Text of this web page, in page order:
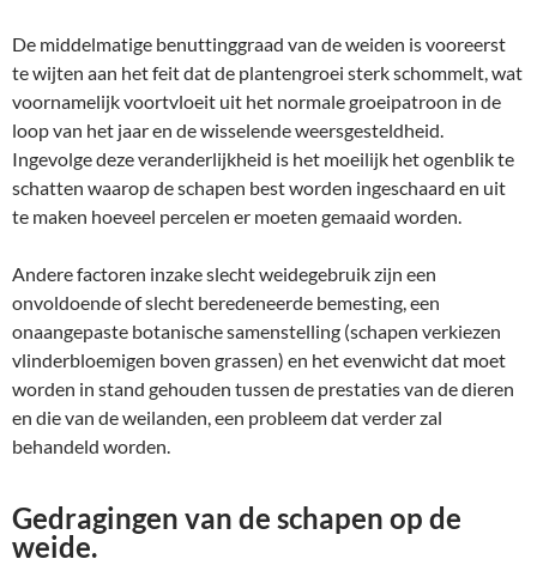
De middelmatige benuttinggraad van de weiden is vooreerst
te wijten aan het feit dat de plantengroei sterk schommelt, wat
voornamelijk voortvloeit uit het normale groeipatroon in de
loop van het jaar en de wisselende weersgesteldheid.
Ingevolge deze veranderlijkheid is het moeilijk het ogenblik te
schatten waarop de schapen best worden ingeschaard en uit
te maken hoeveel percelen er moeten gemaaid worden.
Andere factoren inzake slecht weidegebruik zijn een
onvoldoende of slecht beredeneerde bemesting, een
onaangepaste botanische samenstelling (schapen verkiezen
vlinderbloemigen boven grassen) en het evenwicht dat moet
worden in stand gehouden tussen de prestaties van de dieren
en die van de weilanden, een probleem dat verder zal
behandeld worden.
Gedragingen van de schapen op de
weide.